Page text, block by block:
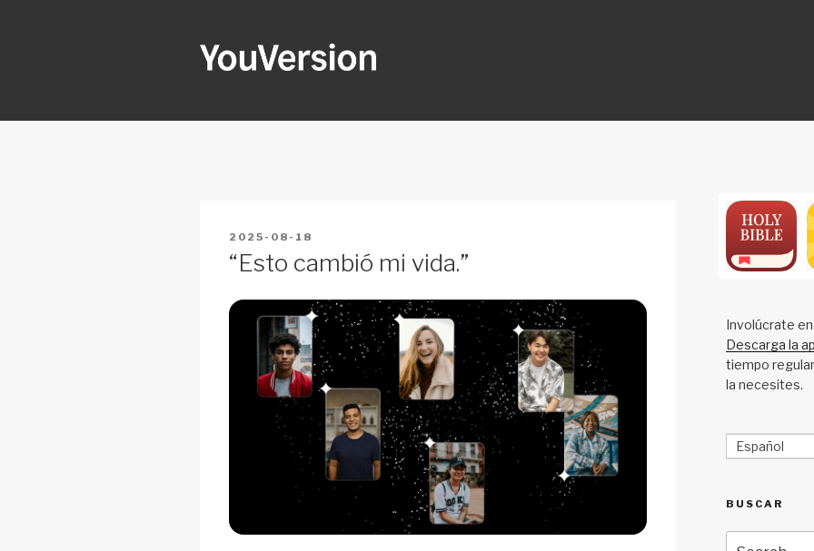
POSTED
2025-08-18
“Esto cambió mi vida.”
Involúcrate
Descarga la
tiempo
la necesites.
Español
BUSCAR